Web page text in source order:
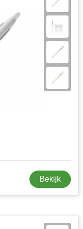
Bekijk